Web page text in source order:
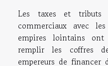
Les taxes et tributs
commerciaux avec
empires lointains ont
remplir les coffres
empereurs de financer